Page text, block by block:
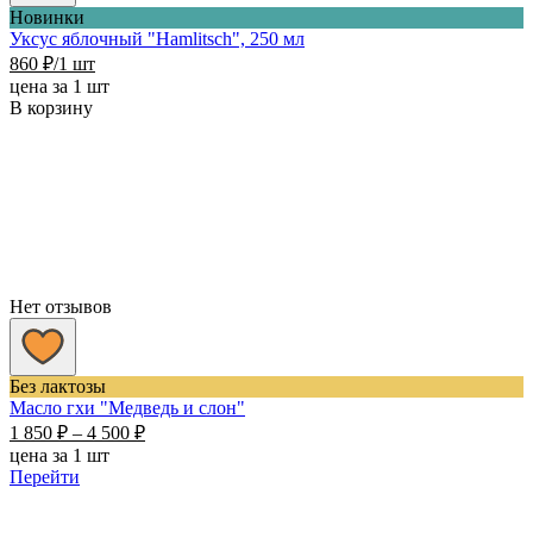
Новинки
Уксус яблочный "Hamlitsch", 250 мл
860 ₽/1 шт
цена за 1 шт
В корзину
Нет отзывов
Без лактозы
Масло гхи "Медведь и слон"
1 850 ₽ – 4 500 ₽Диапазон
цена за 1 шт
Перейти